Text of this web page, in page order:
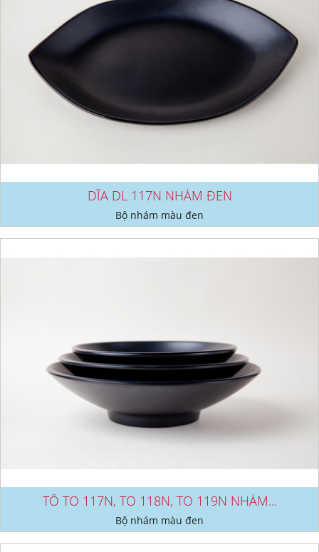
DĨA DL 117N NHÁM ĐEN
Bộ nhám màu đen
TÔ TO 117N, TO 118N, TO 119N NHÁM...
Bộ nhám màu đen